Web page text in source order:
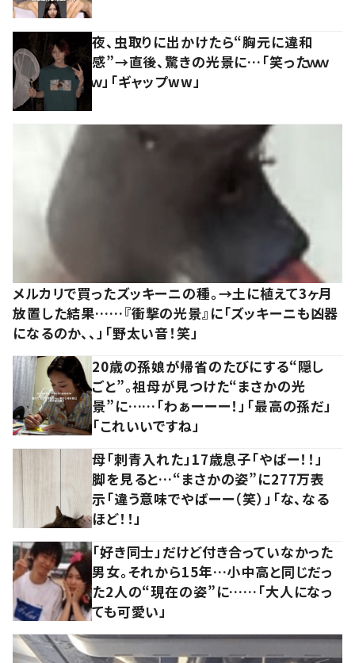
夜、虫取りに出かけたら“胸元に違和
感”→直後、驚きの光景に…「笑ったｗｗ
ｗ」「ギャップww」
メルカリで買ったズッキーニの種。→土に植えて3ヶ月
放置した結果……『衝撃の光景』に「ズッキーニも凶器
になるのか、、」「野太い音！笑」
20歳の孫娘が帰省のたびにする“隠し
ごと”。祖母が見つけた“まさかの光
景”に……「わぁーーー！」「最高の孫だ」
「これいいですね」
母「刺青入れた」17歳息子「やばー！！」
脚を見ると…“まさかの姿”に277万表
示「違う意味でやばーー（笑）」「な、なる
ほど！！」
「好き同士」だけど付き合っていなかった
男女。それから15年…小中高と同じだっ
た2人の“現在の姿”に……「大人になっ
ても可愛い」